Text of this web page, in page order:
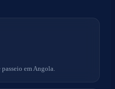
passeio em Angola.